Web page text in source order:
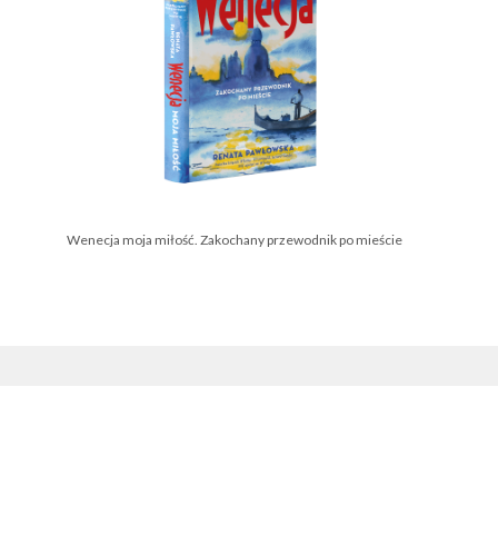
Wenecja moja miłość. Zakochany przewodnik po mieście